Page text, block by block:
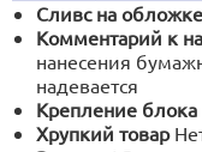
Сливс на обложке
Комментарий к
нанесения
надевается
Крепление блока
Хрупкий товар